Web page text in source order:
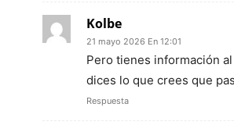
Kolbe
21 mayo 2026 En 12:01
Pero tienes información
dices lo que crees que
Respuesta